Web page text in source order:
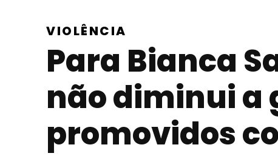
VIOLÊNCIA
Para Bianca
não diminui a
promovidos